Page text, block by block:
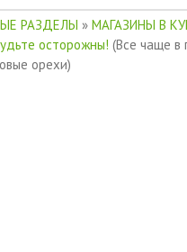
РАЗДЕЛЫ » МАГАЗИНЫ В
осторожны! (Все чаще в
орехи)